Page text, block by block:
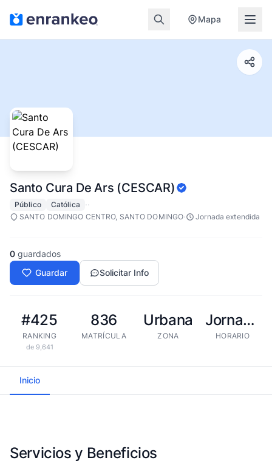
Mapa
Santo Cura De Ars (CESCAR)
Público Católica ··
SANTO DOMINGO CENTRO, SANTO DOMINGO· Jornada extendida
0 guardados
Guardar
Solicitar Info
#425
RANKING
de 9,641
836
MATRÍCULA
Urbana
ZONA
Jornada extendida
HORARIO
Inicio
Servicios y Beneficios